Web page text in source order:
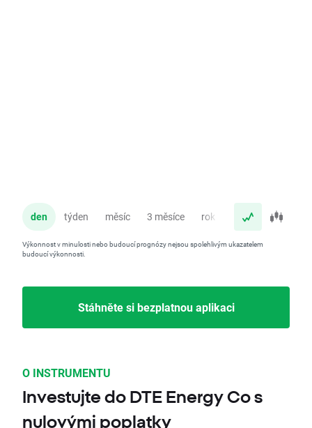
den týden měsíc 3 měsíce rok
Výkonnost v minulosti nebo budoucí prognózy nejsou spolehlivým ukazatelem
budoucí výkonnosti.
Stáhněte si bezplatnou aplikaci
O INSTRUMENTU
Investujte do DTE Energy Co s
nulovými poplatky